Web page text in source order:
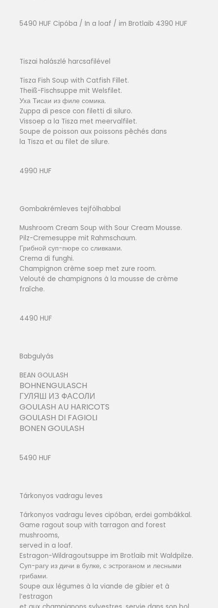
5490 HUF Cipóba / In a loaf / im Brotlaib 4390 HUF
Tiszai halászlé harcsafilével
Tisza Fish Soup with Catfish Fillet.
Theiß-Fischsuppe mit Welsfilet.
Уха Тисаи из филе сомика.
Zuppa di pesce con filetti di siluro.
Vissoep a la Tisza met meervalfilet.
Soupe de poisson aux poissons pêchés dans
la Tisza et au filet de silure.
4990 HUF
Gombakrémleves tejfölhabbal
Mushroom Cream Soup with Sour Cream Mousse.
Pilz-Cremesuppe mit Rahmschaum.
Грибной суп-пюре со сливками.
Crema di funghi.
Champignon crème soep met zure room.
Velouté de champignons à la mousse de crème
fraîche.
4490 HUF
Babgulyás
BEAN GOULASH
BOHNENGULASCH
ГУЛЯШ ИЗ ФАСОЛИ
GOULASH AU HARICOTS
GOULASH DI FAGIOLI
BONEN GOULASH
5490 HUF
Tárkonyos vadragu leves
Tárkonyos vadragu leves cipóban, erdei gombákkal.
Game ragout soup with tarragon and forest
mushrooms,
served in a loaf.
Estragon-Wildragoutsuppe im Brotlaib mit Waldpilze.
Суп-рагу из дичи в булке, с эстроганом и лесными
грибами.
Soupe aux légumes à la viande de gibier et à
l’estragon